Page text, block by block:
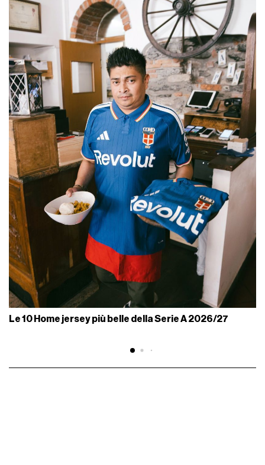
Le 10 Home jersey più belle della Serie A 2026/27